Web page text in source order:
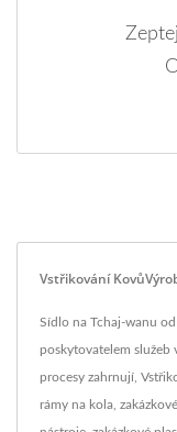
Vstřikování
Sídlo na Tchaj-wanu
poskytovatelem
procesy zahrnují,
rámy na kola,